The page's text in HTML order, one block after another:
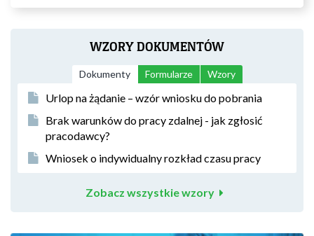
WZORY DOKUMENTÓW
Dokumenty Formularze Wzory
Urlop na żądanie – wzór wniosku do pobrania
Brak warunków do pracy zdalnej - jak zgłosić
pracodawcy?
Wniosek o indywidualny rozkład czasu pracy
Zobacz wszystkie wzory